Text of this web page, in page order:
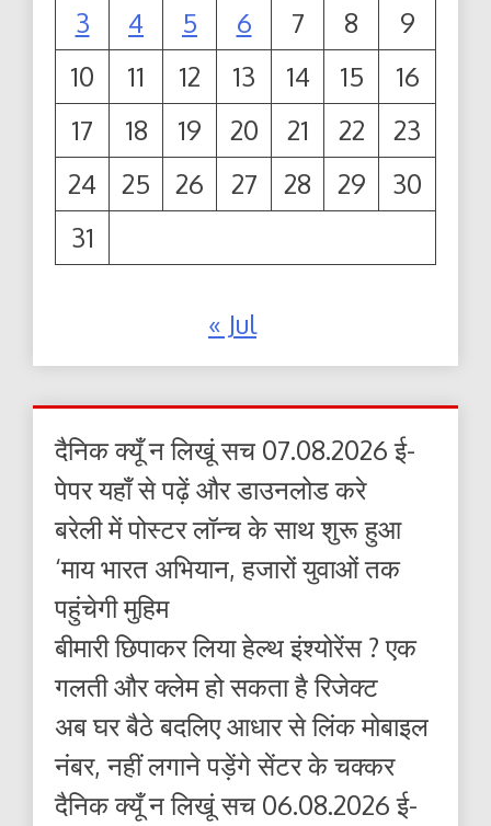
3
4 5 6 7 8
9
10
11 12 13 14 15
16
17
18 19 20 21 22
23
24
25 26 27 28 29
30
31
« Jul
दैनिक क्यूँ न लिखूं सच 07.08.2026 ई-
पेपर यहाँ से पढ़ें और डाउनलोड करे
बरेली में पोस्टर लॉन्च के साथ शुरू हुआ
‘माय भारत अभियान, हजारों युवाओं तक
पहुंचेगी मुहिम
बीमारी छिपाकर लिया हेल्थ इंश्योरेंस ? एक
गलती और क्लेम हो सकता है रिजेक्ट
अब घर बैठे बदलिए आधार से लिंक मोबाइल
नंबर, नहीं लगाने पड़ेंगे सेंटर के चक्कर
दैनिक क्यूँ न लिखूं सच 06.08.2026 ई-